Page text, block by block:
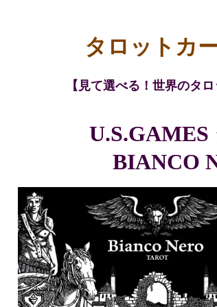
タロットカ
【見て選べる！世界のタロ
U.S.GAMES
BIANCO